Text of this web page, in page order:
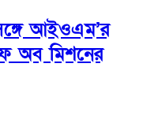
সঙ্গে আইওএম’র
অব মিশনের